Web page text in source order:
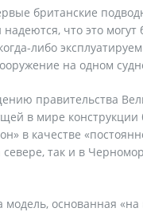
британские
что это могут
либо
на одном
правительства
в мире
в качестве
так и в
модель, основанная